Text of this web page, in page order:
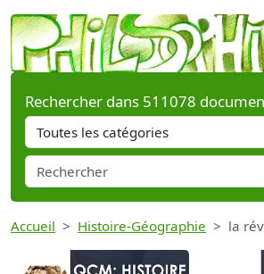
Rechercher dans 511078
Accueil Histoire-Géographie la